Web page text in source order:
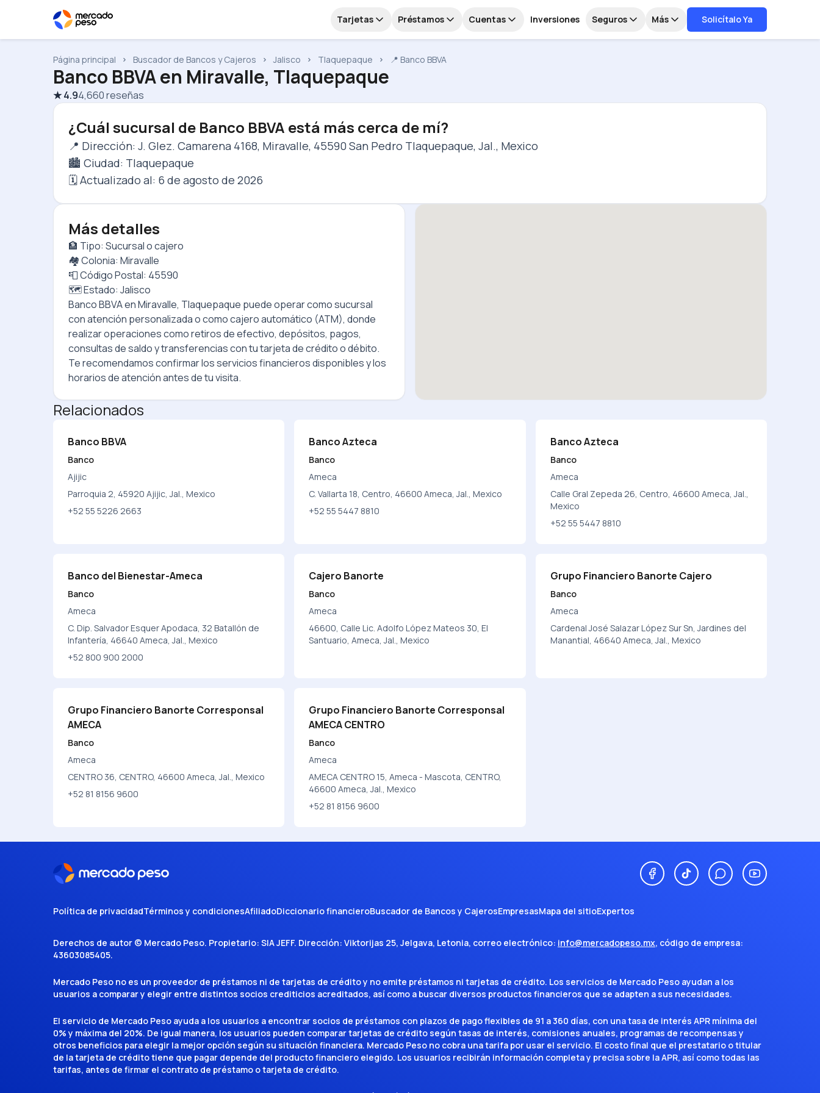
Tarjetas Préstamos Cuentas Inversiones Seguros Más Solicítalo Ya
Página principal Buscador de Bancos y Cajeros Jalisco Tlaquepaque 📍 Banco BBVA
Banco BBVAen Miravalle, Tlaquepaque
★4.94,660reseñas
¿Cuál sucursal de Banco BBVA está más cerca de mí?
📍 Dirección: J. Glez. Camarena 4168, Miravalle, 45590 San Pedro Tlaquepaque, Jal., Mexico
🏙️ Ciudad: Tlaquepaque
🗓️ Actualizado al: 6 de agosto de 2026
Más detalles
🏦 Tipo: Sucursal o cajero
🏘️ Colonia: Miravalle
📮 Código Postal: 45590
🗺️ Estado: Jalisco
Banco BBVAenMiravalle, Tlaquepaque puede operar como sucursal
con atención personalizada o como cajero automático (ATM), donde
realizar operaciones como retiros de efectivo, depósitos, pagos,
consultas de saldo y transferencias con tu tarjeta de crédito o débito.
Te recomendamos confirmar los servicios financieros disponibles y los
horarios de atención antes de tu visita.
Relacionados
Banco BBVA
Banco
Ajijic
Parroquia 2, 45920 Ajijic, Jal., Mexico
+52 55 5226 2663
Banco Azteca
Banco
Ameca
C. Vallarta 18, Centro, 46600 Ameca, Jal., Mexico
+52 55 5447 8810
Banco Azteca
Banco
Ameca
Calle Gral Zepeda 26, Centro, 46600 Ameca, Jal.,
Mexico
+52 55 5447 8810
Banco del Bienestar-Ameca
Banco
Ameca
C. Dip. Salvador Esquer Apodaca, 32 Batallón de
Infantería, 46640 Ameca, Jal., Mexico
+52 800 900 2000
Cajero Banorte
Banco
Ameca
46600, Calle Lic. Adolfo López Mateos 30, El
Santuario, Ameca, Jal., Mexico
Grupo Financiero Banorte Cajero
Banco
Ameca
Cardenal José Salazar López Sur Sn, Jardines del
Manantial, 46640 Ameca, Jal., Mexico
Grupo Financiero Banorte Corresponsal
AMECA
Banco
Ameca
CENTRO 36, CENTRO, 46600 Ameca, Jal., Mexico
+52 81 8156 9600
Grupo Financiero Banorte Corresponsal
AMECA CENTRO
Banco
Ameca
AMECA CENTRO 15, Ameca - Mascota, CENTRO,
46600 Ameca, Jal., Mexico
+52 81 8156 9600
Política de privacidadTérminos y condicionesAfiliadoDiccionario financieroBuscador de Bancos y CajerosEmpresasMapa del sitioExpertos
Derechos de autor © Mercado Peso. Propietario: SIA JEFF. Dirección: Viktorijas 25, Jelgava, Letonia, correo electrónico: info@mercadopeso.mx, código de empresa:
43603085405.
Mercado Peso no es un proveedor de préstamos ni de tarjetas de crédito y no emite préstamos ni tarjetas de crédito. Los servicios de Mercado Peso ayudan a los
usuarios a comparar y elegir entre distintos socios crediticios acreditados, así como a buscar diversos productos financieros que se adapten a sus necesidades.
El servicio de Mercado Peso ayuda a los usuarios a encontrar socios de préstamos con plazos de pago flexibles de 91 a 360 días, con una tasa de interés APR mínima del
0% y máxima del 20%. De igual manera, los usuarios pueden comparar tarjetas de crédito según tasas de interés, comisiones anuales, programas de recompensas y
otros beneficios para elegir la mejor opción según su situación financiera. Mercado Peso no cobra una tarifa por usar el servicio. El costo final que el prestatario o titular
de la tarjeta de crédito tiene que pagar depende del producto financiero elegido. Los usuarios recibirán información completa y precisa sobre la APR, así como todas las
tarifas, antes de firmar el contrato de préstamo o tarjeta de crédito.